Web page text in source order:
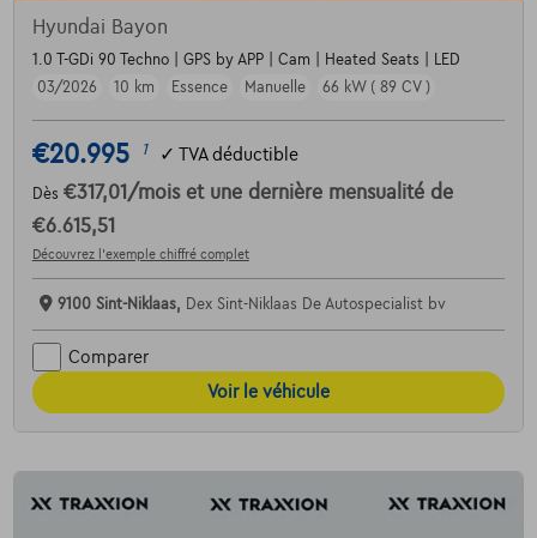
Hyundai Bayon
1.0 T-GDi 90 Techno | GPS by APP | Cam | Heated Seats | LED
03/2026
10 km Essence Manuelle 66 kW ( 89 CV )
€20.995 1 ✓ TVA déductible
Dès €317,01 /mois et une dernière mensualité de
€6.615,51
Découvrez l’exemple chiffré complet
9100 Sint-Niklaas, Dex Sint-Niklaas De Autospecialist bv
Comparer
Voir le véhicule